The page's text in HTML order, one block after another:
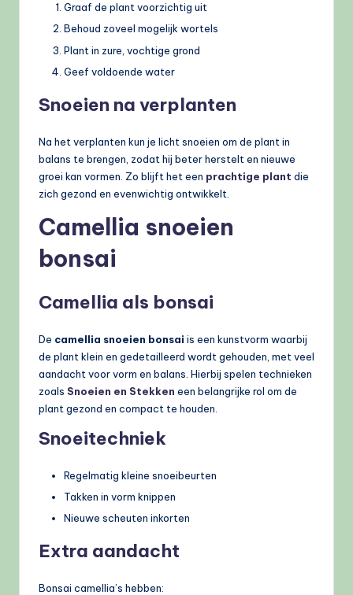
Graaf de plant voorzichtig uit
Behoud zoveel mogelijk wortels
Plant in zure, vochtige grond
Geef voldoende water
Snoeien na verplanten
Na het verplanten kun je licht snoeien om de plant in
balans te brengen, zodat hij beter herstelt en nieuwe
groei kan vormen. Zo blijft het een prachtige plant die
zich gezond en evenwichtig ontwikkelt.
Camellia snoeien
bonsai
Camellia als bonsai
De camellia snoeien bonsai is een kunstvorm waarbij
de plant klein en gedetailleerd wordt gehouden, met veel
aandacht voor vorm en balans. Hierbij spelen technieken
zoals Snoeien en Stekken een belangrijke rol om de
plant gezond en compact te houden.
Snoeitechniek
Regelmatig kleine snoeibeurten
Takken in vorm knippen
Nieuwe scheuten inkorten
Extra aandacht
Bonsai camellia’s hebben: